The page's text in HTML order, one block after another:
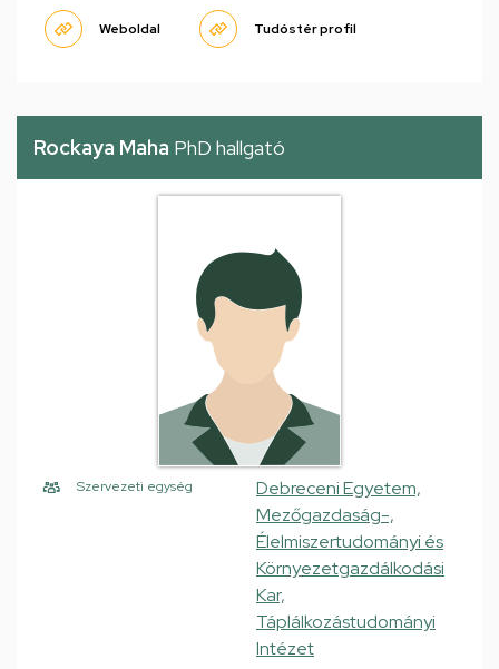
Weboldal Tudóstér profil
Rockaya Maha PhD hallgató
Szervezeti egység
Debreceni Egyetem,
Mezőgazdaság-,
Élelmiszertudományi és
Környezetgazdálkodási
Kar,
Táplálkozástudományi
Intézet